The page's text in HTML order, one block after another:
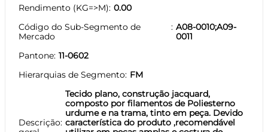
Rendimento (KG=>M) 0.00
Código do Sub-Segmento de
Mercado
A08-0010;A09-
0011
Pantone 11-0602
Hierarquias de Segmento FM
Descrição
Tecido plano, construção jacquard,
composto por filamentos de Poliesterno
urdume e na trama, tinto em peça. Devido
característica do produto ,recomendável